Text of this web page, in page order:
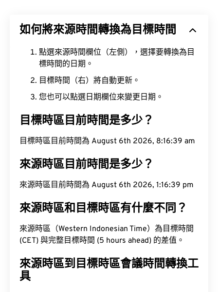
如何將來源時間轉換為目標時間
點選來源時間欄位（左側），選擇要轉換為目
標時間的日期。
目標時間（右）將自動更新。
您也可以點選日期欄位來變更日期。
目標時區目前時間是多少？
目標時區目前時間為 August 6th 2026, 8:16:40 am
來源時區目前時間是多少？
來源時區目前時間為 August 6th 2026, 1:16:40 pm
來源時區和目標時區有什麼不同？
來源時區（Western Indonesian Time）為目標時間
(CET) 與完整目標時間 (5 hours ahead) 的差值。
來源時區到目標時區會議時間轉換工
具